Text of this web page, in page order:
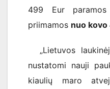
499 Eur
priimamos nuo kovo
„Lietuvos
nustatomi nauji
kiaulių maro